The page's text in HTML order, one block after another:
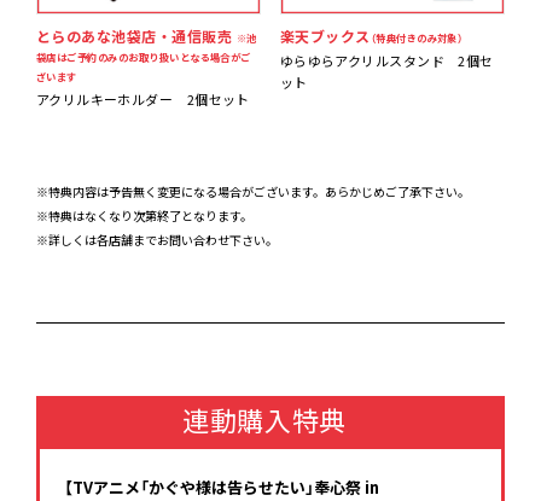
とらのあな池袋店・通信販売 ※池
袋店はご予約のみのお取り扱いとなる場合がご
ざいます
アクリルキーホルダー 2個セット
楽天ブックス （特典付きのみ対象）
ゆらゆらアクリルスタンド 2個セ
ット
※特典内容は予告無く変更になる場合がございます。あらかじめご了承下さい。
※特典はなくなり次第終了となります。
※詳しくは各店舗までお問い合わせ下さい。
連動購入特典
【TVアニメ「かぐや様は告らせたい」奉心祭 in